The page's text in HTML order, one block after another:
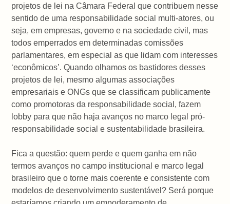
projetos de lei na Câmara Federal que contribuem nesse
sentido de uma responsabilidade social multi-atores, ou
seja, em empresas, governo e na sociedade civil, mas
todos emperrados em determinadas comissões
parlamentares, em especial as que lidam com interesses
‘econômicos’. Quando olhamos os bastidores desses
projetos de lei, mesmo algumas associações
empresariais e ONGs que se classificam publicamente
como promotoras da responsabilidade social, fazem
lobby para que não haja avanços no marco legal pró-
responsabilidade social e sustentabilidade brasileira.
Fica a questão: quem perde e quem ganha em não
termos avanços no campo institucional e marco legal
brasileiro que o torne mais coerente e consistente com
modelos de desenvolvimento sustentável? Será porque